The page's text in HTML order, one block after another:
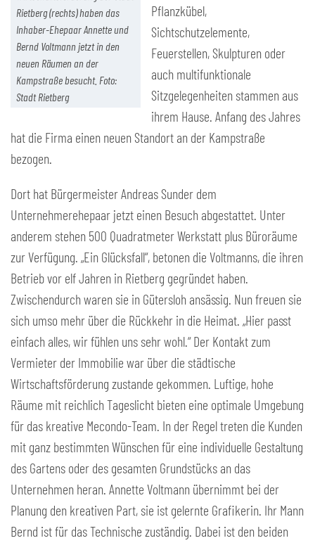
Rietberg (rechts) haben das
Inhaber-Ehepaar Annette und
Bernd Voltmann jetzt in den
neuen Räumen an der
Kampstraße besucht. Foto:
Stadt Rietberg
Pflanzkübel,
Sichtschutzelemente,
Feuerstellen, Skulpturen oder
auch multifunktionale
Sitzgelegenheiten stammen aus
ihrem Hause. Anfang des Jahres
hat die Firma einen neuen Standort an der Kampstraße
bezogen.
Dort hat Bürgermeister Andreas Sunder dem
Unternehmerehepaar jetzt einen Besuch abgestattet. Unter
anderem stehen 500 Quadratmeter Werkstatt plus Büroräume
zur Verfügung. „Ein Glücksfall“, betonen die Voltmanns, die ihren
Betrieb vor elf Jahren in Rietberg gegründet haben.
Zwischendurch waren sie in Gütersloh ansässig. Nun freuen sie
sich umso mehr über die Rückkehr in die Heimat. „Hier passt
einfach alles, wir fühlen uns sehr wohl.“ Der Kontakt zum
Vermieter der Immobilie war über die städtische
Wirtschaftsförderung zustande gekommen. Luftige, hohe
Räume mit reichlich Tageslicht bieten eine optimale Umgebung
für das kreative Mecondo-Team. In der Regel treten die Kunden
mit ganz bestimmten Wünschen für eine individuelle Gestaltung
des Gartens oder des gesamten Grundstücks an das
Unternehmen heran. Annette Voltmann übernimmt bei der
Planung den kreativen Part, sie ist gelernte Grafikerin. Ihr Mann
Bernd ist für das Technische zuständig. Dabei ist den beiden